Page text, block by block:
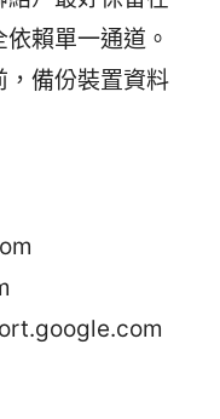
賴單一通道。
，備份裝置資料